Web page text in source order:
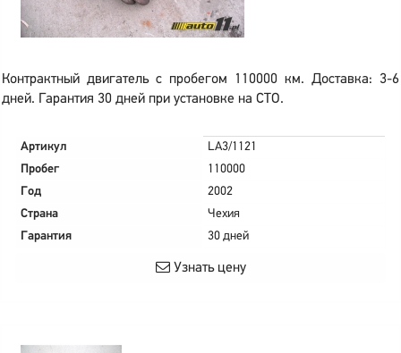
Контрактный двигатель с пробегом 110000 км. Доставка: 3-6
дней. Гарантия 30 дней при установке на СТО.
Артикул
LA3/1121
Пробег
110000
Год
2002
Страна
Чехия
Гарантия
30 дней
Узнать цену